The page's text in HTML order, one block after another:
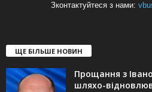
Зконтактуйтеся з нами:
ЩЕ БІЛЬШЕ НОВИН
Прощання з
шляхо-